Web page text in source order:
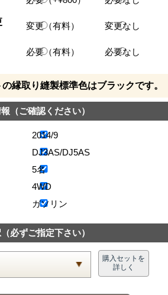
変更（有料） 変更なし
必要（有料） 必要なし
縁取り縫製標準色はブラックです。
（ご確認ください）
2014/9
DJ3AS/DJ5AS
5名
4WD
ガソリン
（必ずご指定下さい）
購入セットを
詳しく